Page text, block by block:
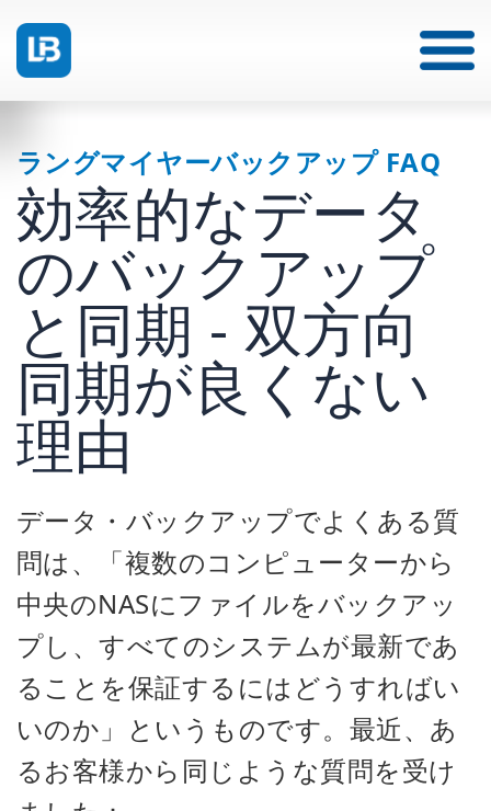
ラングマイヤーバックアップ FAQ
効率的なデータ
のバックアップ
と同期 - 双方向
同期が良くない
理由
データ・バックアップでよくある質
問は、「複数のコンピューターから
中央のNASにファイルをバックアッ
プし、すべてのシステムが最新であ
ることを保証するにはどうすればい
いのか」というものです。最近、あ
るお客様から同じような質問を受け